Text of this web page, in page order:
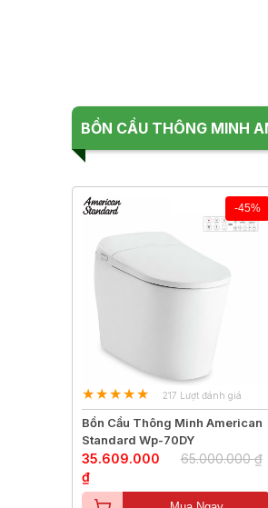
BỒN CẦU THÔNG MINH
-45%
217 Lượt đánh giá
Bồn Cầu Thông Minh American
Standard Wp-70DY
35.609.000
₫
65.000.000 ₫